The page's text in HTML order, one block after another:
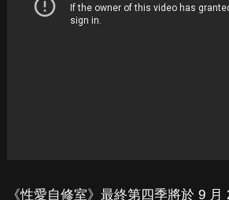
《性愛自修室》最終第四季將於 9 月